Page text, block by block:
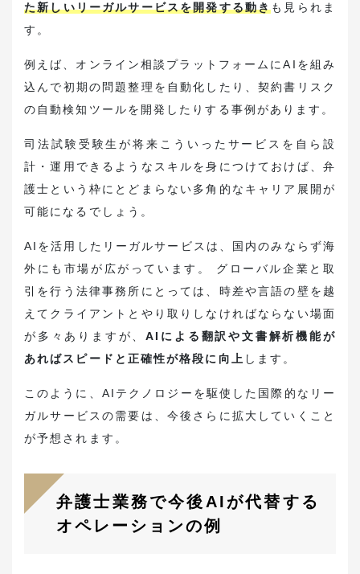
た新しいリーガルサービスを開発する動きも見られま
す。
例えば、オンライン相談プラットフォームにAIを組み
込んで初期の問題整理を自動化したり、契約書リスク
の自動検知ツールを開発したりする事例があります。
司法試験受験生が将来こういったサービスを自ら設
計・運用できるようなスキルを身につけておけば、弁
護士という枠にとどまらない多角的なキャリア展開が
可能になるでしょう。
AIを活用したリーガルサービスは、国内のみならず海
外にも市場が広がっています。 グローバル企業と取
引を行う法律事務所にとっては、時差や言語の壁を越
えてクライアントとやり取りしなければならない場面
が多々ありますが、AIによる翻訳や文書解析機能が
あればスピードと正確性が格段に向上 します。
このように、AIテクノロジーを駆使した国際的なリー
ガルサービスの需要は、今後さらに拡大していくこと
が予想されます。
弁護士業務で今後AIが代替する
オペレーションの例